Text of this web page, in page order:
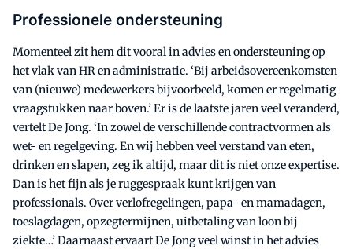
Professionele ondersteuning
Momenteel zit hem dit vooral in advies en ondersteuning op
het vlak van HR en administratie. ‘Bij arbeidsovereenkomsten
van (nieuwe) medewerkers bijvoorbeeld, komen er regelmatig
vraagstukken naar boven.’ Er is de laatste jaren veel veranderd,
vertelt De Jong. ‘In zowel de verschillende contractvormen als
wet- en regelgeving. En wij hebben veel verstand van eten,
drinken en slapen, zeg ik altijd, maar dit is niet onze expertise.
Dan is het fijn als je ruggespraak kunt krijgen van
professionals. Over verlofregelingen, papa- en mamadagen,
toeslagdagen, opzegtermijnen, uitbetaling van loon bij
ziekte…’ Daarnaast ervaart De Jong veel winst in het advies